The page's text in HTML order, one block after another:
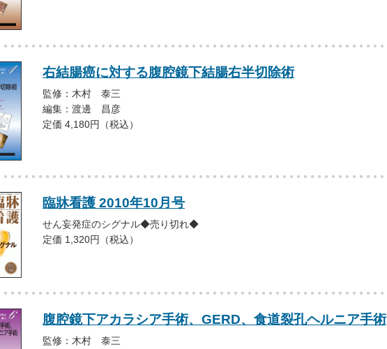
右結腸癌に対する腹腔鏡下結腸右半切除術
監修：木村 泰三
編集：渡邊 昌彦
定価 4,180円（税込）
臨牀看護 2010年10月号
せん妄発症のシグナル◆売り切れ◆
定価 1,320円（税込）
腹腔鏡下アカラシア手術、GERD、食道裂孔ヘルニア手術
監修：木村 泰三